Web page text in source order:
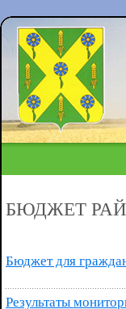
БЮДЖЕТ
Бюджет для
Результаты